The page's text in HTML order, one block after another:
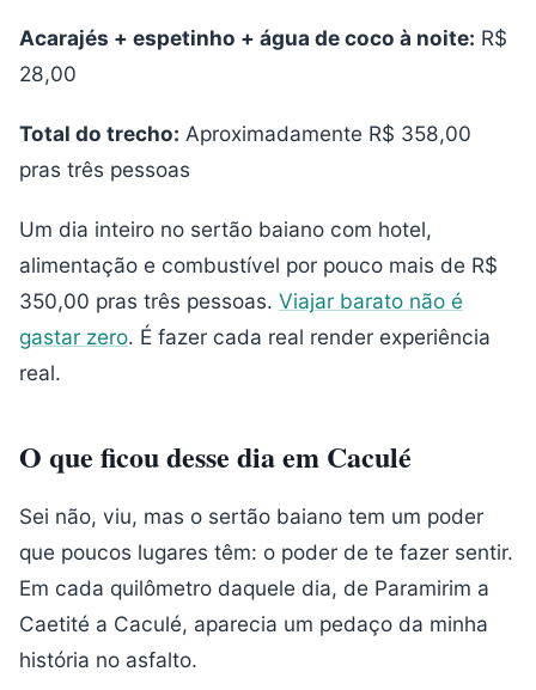
Acarajés + espetinho + água de coco à noite: R$
28,00
Total do trecho: Aproximadamente R$ 358,00
pras três pessoas
Um dia inteiro no sertão baiano com hotel,
alimentação e combustível por pouco mais de R$
350,00 pras três pessoas. Viajar barato não é
gastar zero. É fazer cada real render experiência
real.
O que ficou desse dia em Caculé
Sei não, viu, mas o sertão baiano tem um poder
que poucos lugares têm: o poder de te fazer sentir.
Em cada quilômetro daquele dia, de Paramirim a
Caetité a Caculé, aparecia um pedaço da minha
história no asfalto.